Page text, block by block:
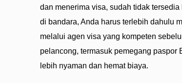
dan menerima visa, sudah tidak
di bandara, Anda harus terlebih dahulu
melalui agen visa yang kompeten
pelancong, termasuk pemegang
lebih nyaman dan hemat biaya.